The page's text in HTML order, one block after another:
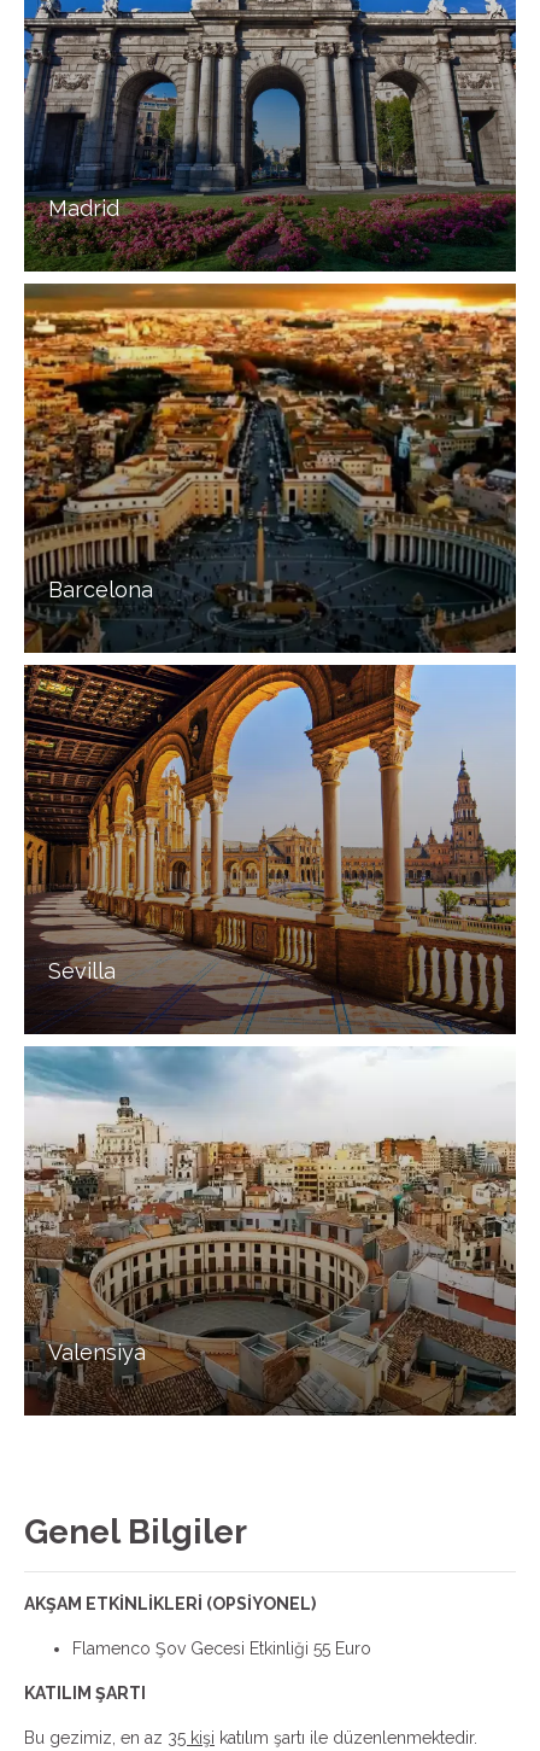
Madrid
Barcelona
Sevilla
Valensiya
Genel Bilgiler
AKŞAM ETKİNLİKLERİ (OPSİYONEL)
Flamenco Şov Gecesi Etkinliği 55 Euro
KATILIM ŞARTI
Bu gezimiz, en az 35 kişi katılım şartı ile düzenlenmektedir.